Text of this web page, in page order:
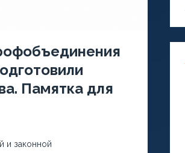
Памятка для
и законной